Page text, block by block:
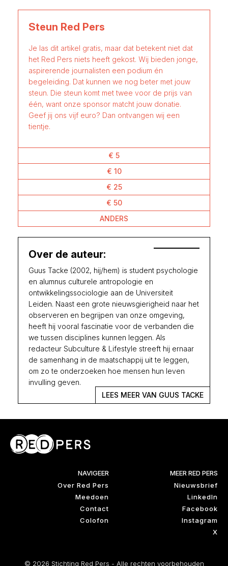
Steun Red Pers
Je las dit artikel gratis, maar dat betekent niet dat
het Red Pers niets heeft gekost. Wij bieden jonge,
aspirerende journalisten een podium én
begeleiding. Dat kunnen we nog beter met jouw
steun. Die steun komt met twee voor de prijs van
één, want onze sponsor matcht jouw donatie.
Geef jij ons vijf euro? Dan ontvangen wij een
tientje.
€ 5
€ 10
€ 25
€ 50
ANDERS
Over de auteur:
Guus Tacke (2002, hij/hem) is student psychologie
en alumnus culturele antropologie en
ontwikkelingssociologie aan de Universiteit
Leiden. Naast een grote nieuwsgierigheid naar het
observeren en begrijpen van onze omgeving,
heeft hij vooral fascinatie voor de verbanden die
we tussen disciplines kunnen leggen. Als
redacteur Subculture & Lifestyle streeft hij ernaar
de samenhang in de maatschappij uit te leggen,
om zo te onderzoeken hoe mensen hun leven
invulling geven.
LEES MEER VAN GUUS TACKE
NAVIGEER
Over Red Pers
Meedoen
Contact
Colofon
MEER RED PERS
Nieuwsbrief
LinkedIn
Facebook
Instagram
X
© 2026 Stichting Red Pers - Alle rechten voorbehouden